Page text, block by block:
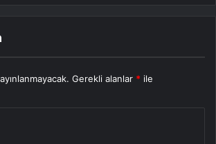
Gerekli alanlar * ile